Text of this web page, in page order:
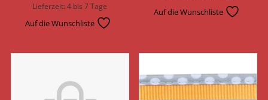
Lieferzeit:4 bis 7 Tage
Auf die Wunschliste
Auf die Wunschliste